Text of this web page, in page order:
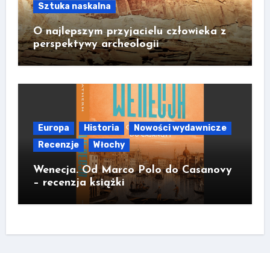
Sztuka naskalna
O najlepszym przyjacielu człowieka z
perspektywy archeologii
Europa Historia
Nowości wydawnicze
Recenzje
Włochy
Wenecja. Od Marco Polo do Casanovy
– recenzja książki